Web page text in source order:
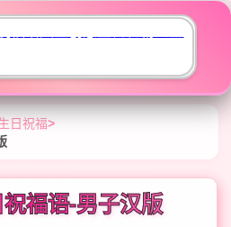
日祝福>
福语-男子汉版